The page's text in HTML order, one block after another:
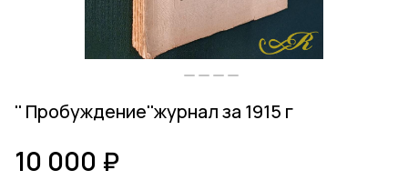
'' Пробуждение''журнал за 1915 г
10 000 ₽